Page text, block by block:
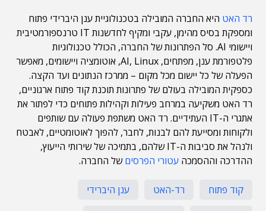
רד האט היא החברה המובילה בטכנולוגיית ענן היברידי פתוח
ומספקת בסיס מהימן, עקבי ומקיף לחדשנות IT טרנספורמטיבית
ויישומי AI. סל הפתרונות של החברה, הכולל טכנולוגיות
פלטפורמת ענן, מפתחים, AI, Linux, אוטומציה ויישומים, מאפשר
הפעלה של כל יישום מכל מקום – ממרכז הנתונים ועד הקצה.
כספקית המובילה בעולם של פתרונות תוכנת קוד פתוח ארגוניים,
רד האט משקיעה במרחב פעילות וקהילות פתוחים כדי לפתור את
אתגרי ה-IT העתידיים. רד האט משתפת פעולה עם שותפים
ולקוחות ומסייעת להם לבנות, לחבר, להפוך לאוטומטיים, לאבטח
ולנהל את סביבות ה-IT שלהם, בתמיכה של שירותי הייעוץ,
ההדרכה וההסמכה עטורי הפרסיםשל החברה.
קוד פתוח רד-האט
ענן היברידי